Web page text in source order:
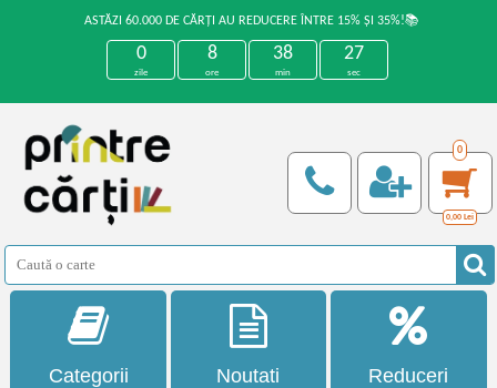
ASTĂZI 60.000 DE CĂRȚI AU REDUCERE ÎNTRE 15% ȘI 35%!📚
0
zile
8
ore
38
min
27
sec
0
0,00 Lei
Categorii Noutati Reduceri